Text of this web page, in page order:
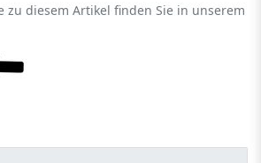
zu diesem Artikel finden Sie in unserem